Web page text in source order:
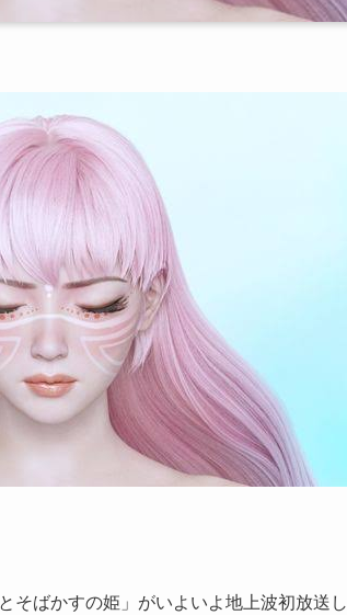
ばかすの姫」がいよいよ地上波初放送し